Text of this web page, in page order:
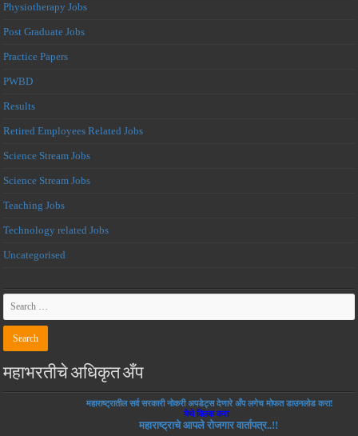
Physiotherapy Jobs
Post Graduate Jobs
Practice Papers
PWBD
Results
Retired Employees Related Jobs
Science Stream Jobs
Science Stream Jobs
Teaching Jobs
Technology related Jobs
Uncategorised
महाभरतीचे अधिकृत अँप
महाराष्ट्रातील सर्व सरकारी नोकरी अपडेट्स देणारे अँप लगेच मोफत डाउनलोड करा!
येथे क्लिक करा
महाराष्ट्राचे आपले रोजगार वार्तापत्र..!!